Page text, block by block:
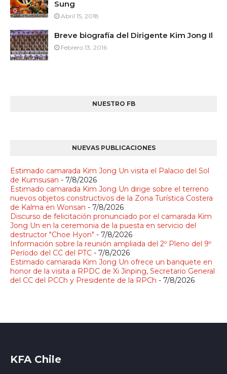
Sung
Abril 15, 2018
Breve biografía del Dirigente Kim Jong Il
Febrero 13, 2016
NUESTRO FB
NUEVAS PUBLICACIONES
Estimado camarada Kim Jong Un visita el Palacio del Sol
de Kumsusan - 7/8/2026
Estimado camarada Kim Jong Un dirige sobre el terreno
nuevos objetos constructivos de la Zona Turística Costera
de Kalma en Wonsan - 7/8/2026
Discurso de felicitación pronunciado por el camarada Kim
Jong Un en la ceremonia de la puesta en servicio del
destructor "Choe Hyon" - 7/8/2026
Información sobre la reunión ampliada del 2º Pleno del 9º
Período del CC del PTC - 7/8/2026
Estimado camarada Kim Jong Un ofrece un banquete en
honor de la visita a RPDC de Xi Jinping, Secretario General
del CC del PCCh y Presidente de la RPCh - 7/8/2026
KFA Chile